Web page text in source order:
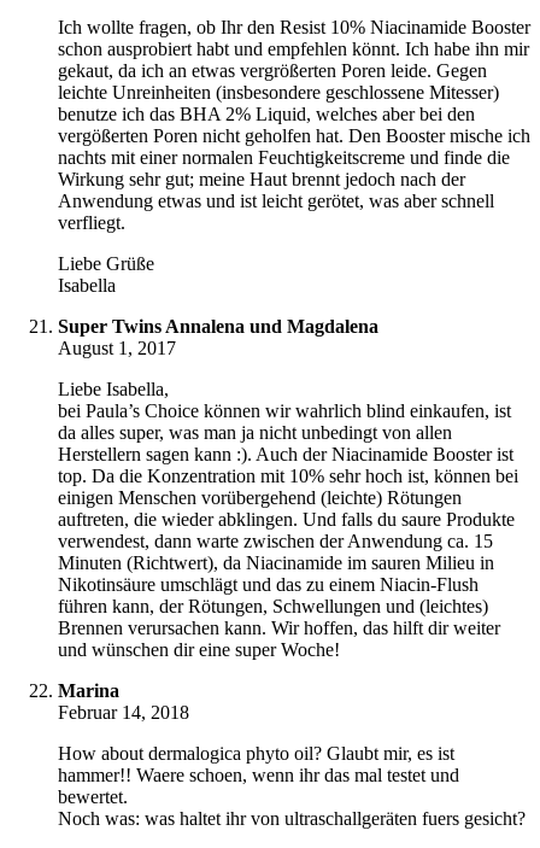
Ich wollte fragen, ob Ihr den Resist 10% Niacinamide Booster
schon ausprobiert habt und empfehlen könnt. Ich habe ihn mir
gekaut, da ich an etwas vergrößerten Poren leide. Gegen
leichte Unreinheiten (insbesondere geschlossene Mitesser)
benutze ich das BHA 2% Liquid, welches aber bei den
vergößerten Poren nicht geholfen hat. Den Booster mische ich
nachts mit einer normalen Feuchtigkeitscreme und finde die
Wirkung sehr gut; meine Haut brennt jedoch nach der
Anwendung etwas und ist leicht gerötet, was aber schnell
verfliegt.
Liebe Grüße
Isabella
Super Twins Annalena und Magdalena
August 1, 2017
Liebe Isabella,
bei Paula’s Choice können wir wahrlich blind einkaufen, ist
da alles super, was man ja nicht unbedingt von allen
Herstellern sagen kann :). Auch der Niacinamide Booster ist
top. Da die Konzentration mit 10% sehr hoch ist, können bei
einigen Menschen vorübergehend (leichte) Rötungen
auftreten, die wieder abklingen. Und falls du saure Produkte
verwendest, dann warte zwischen der Anwendung ca. 15
Minuten (Richtwert), da Niacinamide im sauren Milieu in
Nikotinsäure umschlägt und das zu einem Niacin-Flush
führen kann, der Rötungen, Schwellungen und (leichtes)
Brennen verursachen kann. Wir hoffen, das hilft dir weiter
und wünschen dir eine super Woche!
Marina
Februar 14, 2018
How about dermalogica phyto oil? Glaubt mir, es ist
hammer!! Waere schoen, wenn ihr das mal testet und
bewertet.
Noch was: was haltet ihr von ultraschallgeräten fuers gesicht?